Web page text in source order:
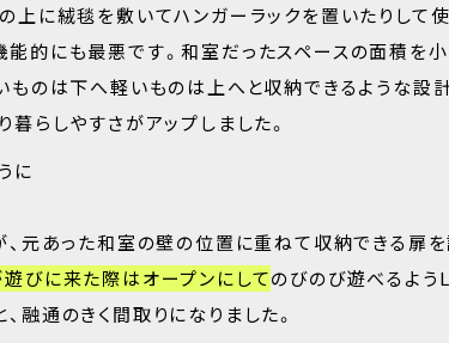
上に絨毯を敷いてハンガーラックを置いたりして
能的にも最悪です。和室だったスペースの面積を
ものは下へ軽いものは上へと収納できるような設計
暮らしやすさがアップしました。
に
元あった和室の壁の位置に重ねて収納できる扉
びに来た際はオープンにしてのびのび遊べるよう
融通のきく間取りになりました。